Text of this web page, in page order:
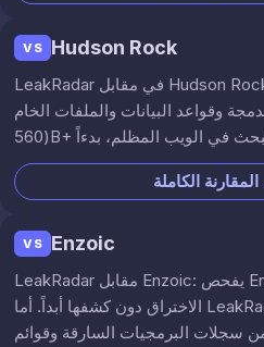
VS Hudson Rock
LeakRadar في مقابل Hudson Rock: بحث مجاني في سجلات
وقواعد البيانات والملفات الخام
(560B+ سطر تسريب)، مع المراقبة والبحث في الويب المظلم، بدءاً
من ‏29.99 €/شهر.
الكاملة
VS Enzoic
LeakRadar مقابل Enzoic: يفحص Enzoic بيانات الاعتماد بحثاً عن
الاختراق دون كشفها أبداً. أما LeakRadar فيتيح لك البحث في بيانات
سجلات البرمجيات السارقة وقوائم